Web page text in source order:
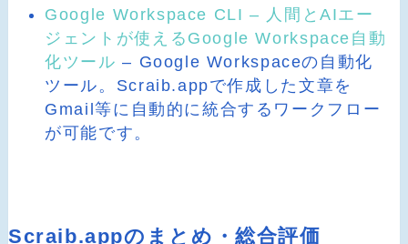
Google Workspace CLI – 人間とAIエー
ジェントが使えるGoogle Workspace自動
化ツール – Google Workspaceの自動化
ツール。Scraib.appで作成した文章を
Gmail等に自動的に統合するワークフロー
が可能です。
Scraib.appのまとめ・総合評価